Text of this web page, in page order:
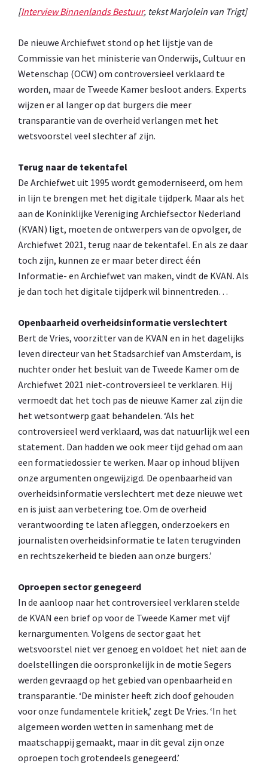
[Interview Binnenlands Bestuur, tekst Marjolein van Trigt]
De nieuwe Archiefwet stond op het lijstje van de
Commissie van het ministerie van Onderwijs, Cultuur en
Wetenschap (OCW) om controversieel verklaard te
worden, maar de Tweede Kamer besloot anders. Experts
wijzen er al langer op dat burgers die meer
transparantie van de overheid verlangen met het
wetsvoorstel veel slechter af zijn.
Terug naar de tekentafel
De Archiefwet uit 1995 wordt gemoderniseerd, om hem
in lijn te brengen met het digitale tijdperk. Maar als het
aan de Koninklijke Vereniging Archiefsector Nederland
(KVAN) ligt, moeten de ontwerpers van de opvolger, de
Archiefwet 2021, terug naar de tekentafel. En als ze daar
toch zijn, kunnen ze er maar beter direct één
Informatie- en Archiefwet van maken, vindt de KVAN. Als
je dan toch het digitale tijdperk wil binnentreden…
Openbaarheid overheidsinformatie verslechtert
Bert de Vries, voorzitter van de KVAN en in het dagelijks
leven directeur van het Stadsarchief van Amsterdam, is
nuchter onder het besluit van de Tweede Kamer om de
Archiefwet 2021 niet-controversieel te verklaren. Hij
vermoedt dat het toch pas de nieuwe Kamer zal zijn die
het wetsontwerp gaat behandelen. ‘Als het
controversieel werd verklaard, was dat natuurlijk wel een
statement. Dan hadden we ook meer tijd gehad om aan
een formatiedossier te werken. Maar op inhoud blijven
onze argumenten ongewijzigd. De openbaarheid van
overheidsinformatie verslechtert met deze nieuwe wet
en is juist aan verbetering toe. Om de overheid
verantwoording te laten afleggen, onderzoekers en
journalisten overheidsinformatie te laten terugvinden
en rechtszekerheid te bieden aan onze burgers.’
Oproepen sector genegeerd
In de aanloop naar het controversieel verklaren stelde
de KVAN een brief op voor de Tweede Kamer met vijf
kernargumenten. Volgens de sector gaat het
wetsvoorstel niet ver genoeg en voldoet het niet aan de
doelstellingen die oorspronkelijk in de motie Segers
werden gevraagd op het gebied van openbaarheid en
transparantie. ‘De minister heeft zich doof gehouden
voor onze fundamentele kritiek,’ zegt De Vries. ‘In het
algemeen worden wetten in samenhang met de
maatschappij gemaakt, maar in dit geval zijn onze
oproepen toch grotendeels genegeerd.’